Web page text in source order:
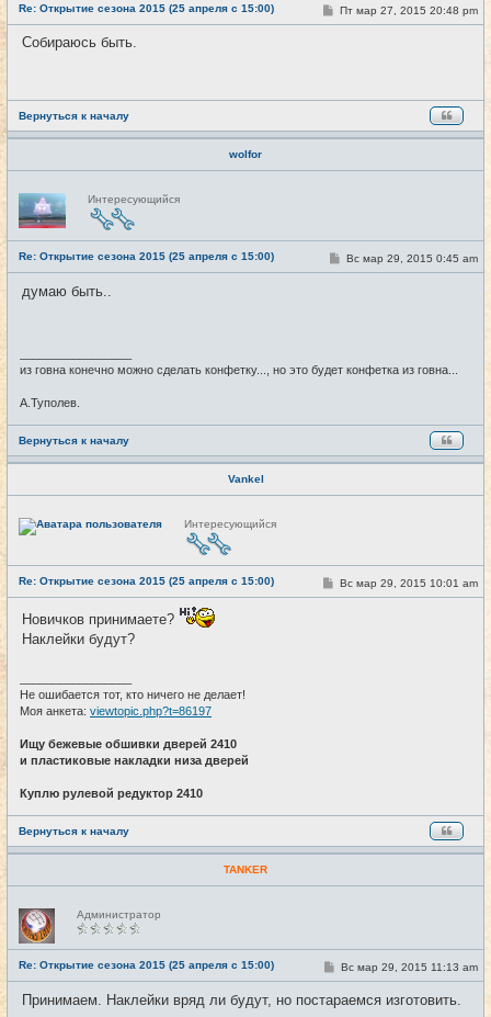
т
и
Re: Открытие сезона 2015 (25 апреля с 15:00) #18
С
о
и
Пт мар 27, 2015 20:48 pm
Собираюсь быть.
Вернуться к началу
wolfor
Н
е
в
с
е
т
и
Интересующийся
Re: Открытие сезона 2015 (25 апреля с 15:00) #19
С
о
Вс мар 29, 2015 0:45 am
думаю быть..
из говна конечно можно сделать конфетку..., но это будет конфетка из говна...
А.Туполев.
Вернуться к началу
Vankel
Н
е
е
т
и
Интересующийся
Re: Открытие сезона 2015 (25 апреля с 15:00) #20
С
о
Вс мар 29, 2015 10:01 am
Новичков принимаете?
Наклейки будут?
Не ошибается тот, кто ничего не делает!
Моя анкета: viewtopic.php?t=86197
Ищу бежевые обшивки дверей 2410
и пластиковые накладки низа дверей
Куплю рулевой редуктор 2410
Вернуться к началу
TANKER
Н
е
в
с
е
т
и
Администратор
Re: Открытие сезона 2015 (25 апреля с 15:00) #21
С
о
б
Вс мар 29, 2015 11:13 am
Принимаем. Наклейки вряд ли будут, но постараемся изготовить.